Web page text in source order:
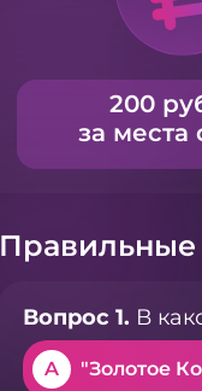
200
за места
Правильные
Вопрос 1. В
A "Золотое